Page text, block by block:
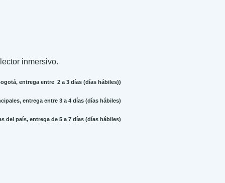
inmersivo.
entrega entre 2 a 3 días (días hábiles))
entrega entre 3 a 4 días (días hábiles)
del país, entrega de 5 a 7 días (días hábiles)